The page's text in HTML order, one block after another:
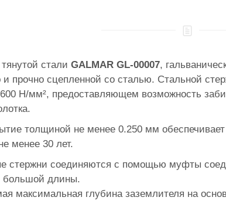
стали GALMAR GL-00007,
и прочно сцепленной со сталью. Стальной
Н/мм², предоставляющем возможность
толщиной не менее 0.250 мм обеспечивает
менее 30 лет.
стержни соединяются с помощью муфты
большой длины.
максимальная глубина заземлителя на